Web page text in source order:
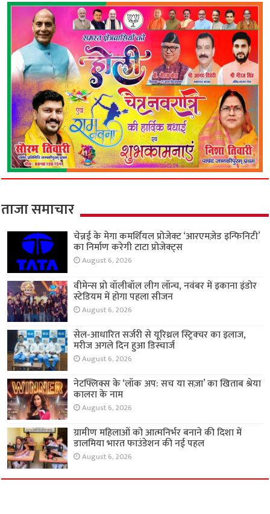
ताजा समाचार
चेन्नई के मेगा कमर्शियल प्रोजेक्ट ‘आरएमज़ेड इन्फिनिटी’
का निर्माण करेगी टाटा प्रोजेक्ट्स
August 6, 2026
वीमेन्स प्रो वॉलीबॉल लीग लॉन्च, नवंबर में इकाना इंडोर
स्टेडियम में होगा पहला सीजन
August 6, 2026
सेल-आधारित सर्जरी से यूरिथ्रल स्ट्रिक्चर का इलाज,
मरीज अगले दिन हुआ डिस्चार्ज
August 6, 2026
नेटफ्लिक्स के ‘लॉक अप: सच या सज़ा’ का खिताब श्रेया
कालरा के नाम
August 6, 2026
ग्रामीण महिलाओं को आत्मनिर्भर बनाने की दिशा में
डालमिया भारत फाउंडेशन की नई पहल
August 6, 2026